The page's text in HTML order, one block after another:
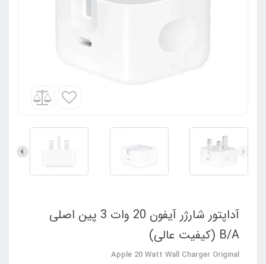
آداپتور شارژر آیفون 20 وات 3 پین اصلی
B/A (کیفیت عالی)
Apple 20 Watt Wall Charger Original